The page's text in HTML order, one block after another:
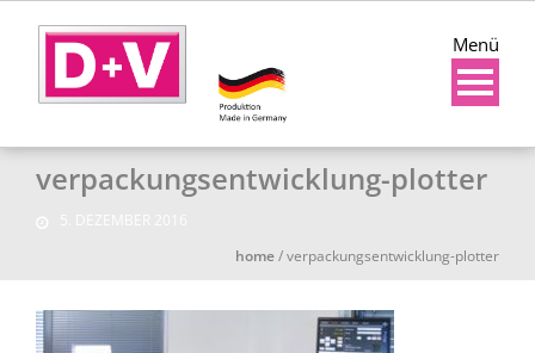
Menü
verpackungsentwicklung-plotter
home/verpackungsentwicklung-plotter